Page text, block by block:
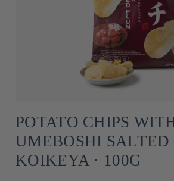
POTATO CHIPS
UMEBOSHI SALTED
KOIKEYA ⋅ 100G